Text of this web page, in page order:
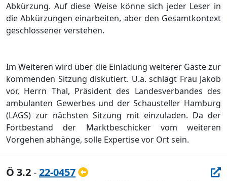
Abkürzung. Auf diese Weise könne sich jeder Leser in
die Abkürzungen einarbeiten, aber den Gesamtkontext
geschlossener verstehen.
Im Weiteren wird über die Einladung weiterer Gäste zur
kommenden Sitzung diskutiert. U.a. schlägt Frau Jakob
vor, Herrn Thal, Präsident des Landesverbandes des
ambulanten Gewerbes und der Schausteller Hamburg
(LAGS) zur nächsten Sitzung mit einzuladen. Da der
Fortbestand der Marktbeschicker vom weiteren
Vorgehen abhänge, solle Expertise vor Ort sein.
Ö 3.2-22-0457